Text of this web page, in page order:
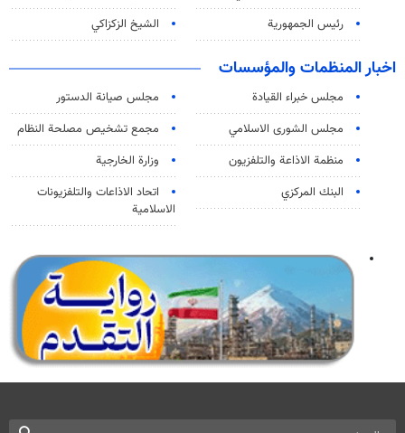
رئيس الجمهورية
الشيخ الزكزاكي
اخبار المنظمات والمؤسسات
مجلس خبراء القيادة
مجلس صيانة الدستور
مجلس الشورى الاسلامي
مجمع تشخيص مصلحة النظام
منظمة الاذاعة والتلفزیون
وزارة الخارجية
البنك المركزي
اتحاد الاذاعات والتلفزيونات
الاسلامية